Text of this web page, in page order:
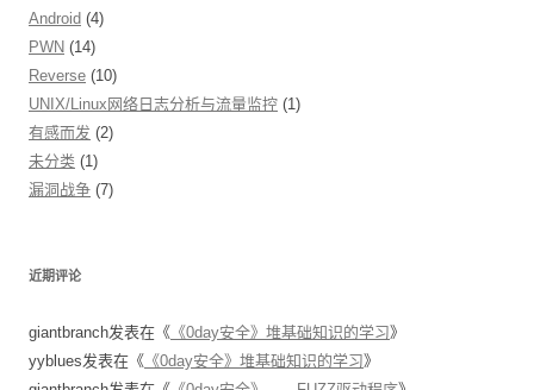
Android (4)
PWN (14)
Reverse (10)
UNIX/Linux网络日志分析与流量监控 (1)
有感而发 (2)
未分类 (1)
漏洞战争 (7)
近期评论
giantbranch发表在《 《0day安全》堆基础知识的学习》
yyblues发表在《 《0day安全》堆基础知识的学习》